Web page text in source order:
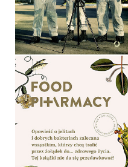
44,90 ZŁ
FOOD PHARMACY
LINA NERTBY AURELL, MIA
CLASE